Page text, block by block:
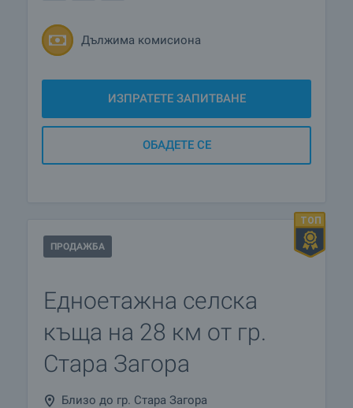
Дължима комисиона
ИЗПРАТЕТЕ ЗАПИТВАНЕ
ОБАДЕТЕ СЕ
ПРОДАЖБА
Едноетажна селска
къща на 28 км от гр.
Стара Загора
Близо до гр. Стара Загора